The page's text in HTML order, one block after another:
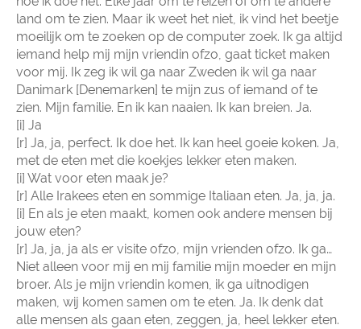
land om te zien. Maar ik weet het niet, ik vind het beetje
moeilijk om te zoeken op de computer zoek. Ik ga altijd
iemand help mij mijn vriendin ofzo, gaat ticket maken
voor mij. Ik zeg ik wil ga naar Zweden ik wil ga naar
Danimark [Denemarken] te mijn zus of iemand of te
zien. Mijn familie. En ik kan naaien. Ik kan breien. Ja.
[i] Ja
[r] Ja, ja, perfect. Ik doe het. Ik kan heel goeie koken. Ja,
met de eten met die koekjes lekker eten maken.
[i] Wat voor eten maak je?
[r] Alle Irakees eten en sommige Italiaan eten. Ja, ja, ja.
[i] En als je eten maakt, komen ook andere mensen bij
jouw eten?
[r] Ja, ja, ja als er visite ofzo, mijn vrienden ofzo. Ik ga…
Niet alleen voor mij en mij familie mijn moeder en mijn
broer. Als je mijn vriendin komen, ik ga uitnodigen
maken, wij komen samen om te eten. Ja. Ik denk dat
alle mensen als gaan eten, zeggen, ja, heel lekker eten.